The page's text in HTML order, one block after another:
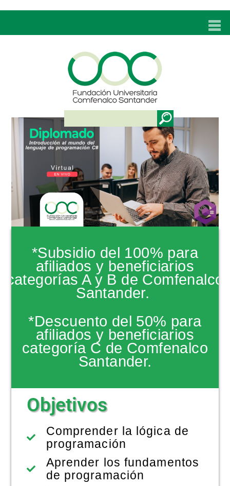
UNC
ADMISIONES
PROGRAMAS
TÉCNICOS LABORALES
BIENESTAR
BIBLIOTECA
INVESTIGACIONES
EDUCACIÓN CONTINUA
NOTICIAS
*Subsidio del 100% para
afiliados y beneficiarios
categorías A y B de Comfenalco
Santander.
*Descuento del 50% para
afiliados y beneficiarios
categoría C de Comfenalco
Santander.
Objetivos
Comprender la lógica de
programación
Aprender los fundamentos
de programación